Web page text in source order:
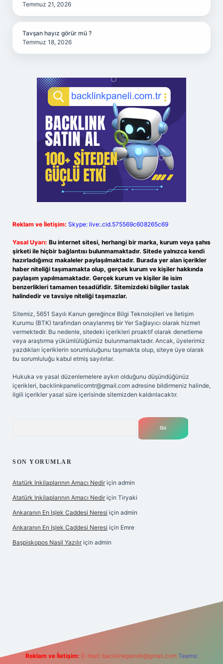
Temmuz 21, 2026
Tavşan hayız görür mü ?
Temmuz 18, 2026
Reklam ve İletişim: Skype: live:.cid.575569c608265c69
Yasal Uyarı: Bu internet sitesi, herhangi bir marka, kurum veya şahıs
şirketi ile hiçbir bağlantısı bulunmamaktadır. Sitede yalnızca kendi
hazırladığımız makaleler paylaşılmaktadır. Burada yer alan içerikler
haber niteliği taşımamakta olup, gerçek kurum ve kişiler hakkında
paylaşım yapılmamaktadır. Gerçek kurum ve kişiler ile isim
benzerlikleri tamamen tesadüfidir. Sitemizdeki bilgiler taslak
halindedir ve tavsiye niteliği taşımazlar.
Sitemiz, 5651 Sayılı Kanun gereğince Bilgi Teknolojileri ve İletişim
Kurumu (BTK) tarafından onaylanmış bir Yer Sağlayıcı olarak hizmet
vermektedir. Bu nedenle, sitedeki içerikleri proaktif olarak denetleme
veya araştırma yükümlülüğümüz bulunmamaktadır. Ancak, üyelerimiz
yazdıkları içeriklerin sorumluluğunu taşımakta olup, siteye üye olarak
bu sorumluluğu kabul etmiş sayılırlar.
Hukuka ve yasal düzenlemelere aykırı olduğunu düşündüğünüz
içerikleri, backlinkpanelicomtr@gmail.com adresine bildirmeniz halinde,
ilgili içerikler yasal süre içerisinde sitemizden kaldırılacaktır.
SON YORUMLAR
Atatürk Inkilaplarının Amacı Nedir için admin
Atatürk Inkilaplarının Amacı Nedir için Tiryaki
Ankaranın En Işlek Caddesi Neresi için admin
Ankaranın En Işlek Caddesi Neresi için Emre
Başpiskopos Nasil Yazılır için admin
Reklam ve İletişim: E-mail: backlinkpaneli@gmail.com Teams: